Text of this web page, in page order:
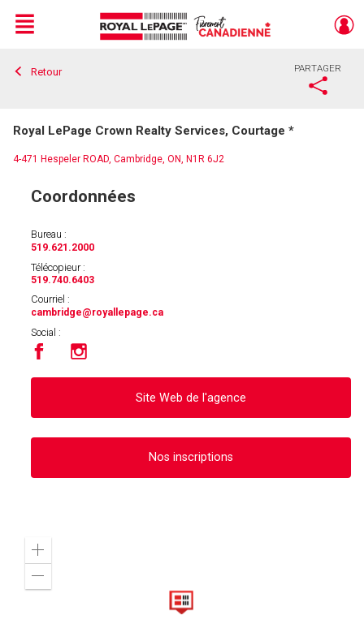
Live
En Direct
Menu
Retour PARTAGER
Royal LePage Crown Realty Services, Courtage *
4-471 Hespeler ROAD, Cambridge, ON, N1R 6J2
Coordonnées
Bureau :
519.621.2000
Télécopieur :
519.740.6403
Courriel :
cambridge@royallepage.ca
Social :
Site Web de l'agence
Nos inscriptions
Zoom